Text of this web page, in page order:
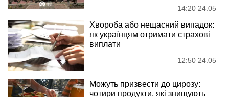
14:20 24.05
Хвороба або нещасний випадок:
як українцям отримати страхові
виплати
12:50 24.05
Можуть призвести до цирозу:
чотири продукти, які знищують